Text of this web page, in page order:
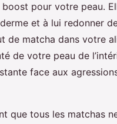
pour votre peau.
et à lui redonner de
de matcha dans votre
de votre peau de
face aux
que tous les matchas